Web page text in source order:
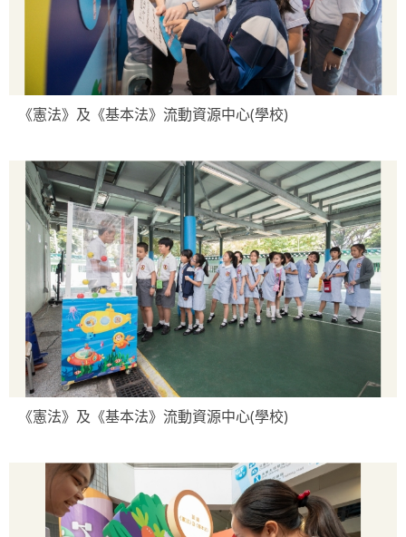
《憲法》及《基本法》流動資源中心(學校)
《憲法》及《基本法》流動資源中心(學校)